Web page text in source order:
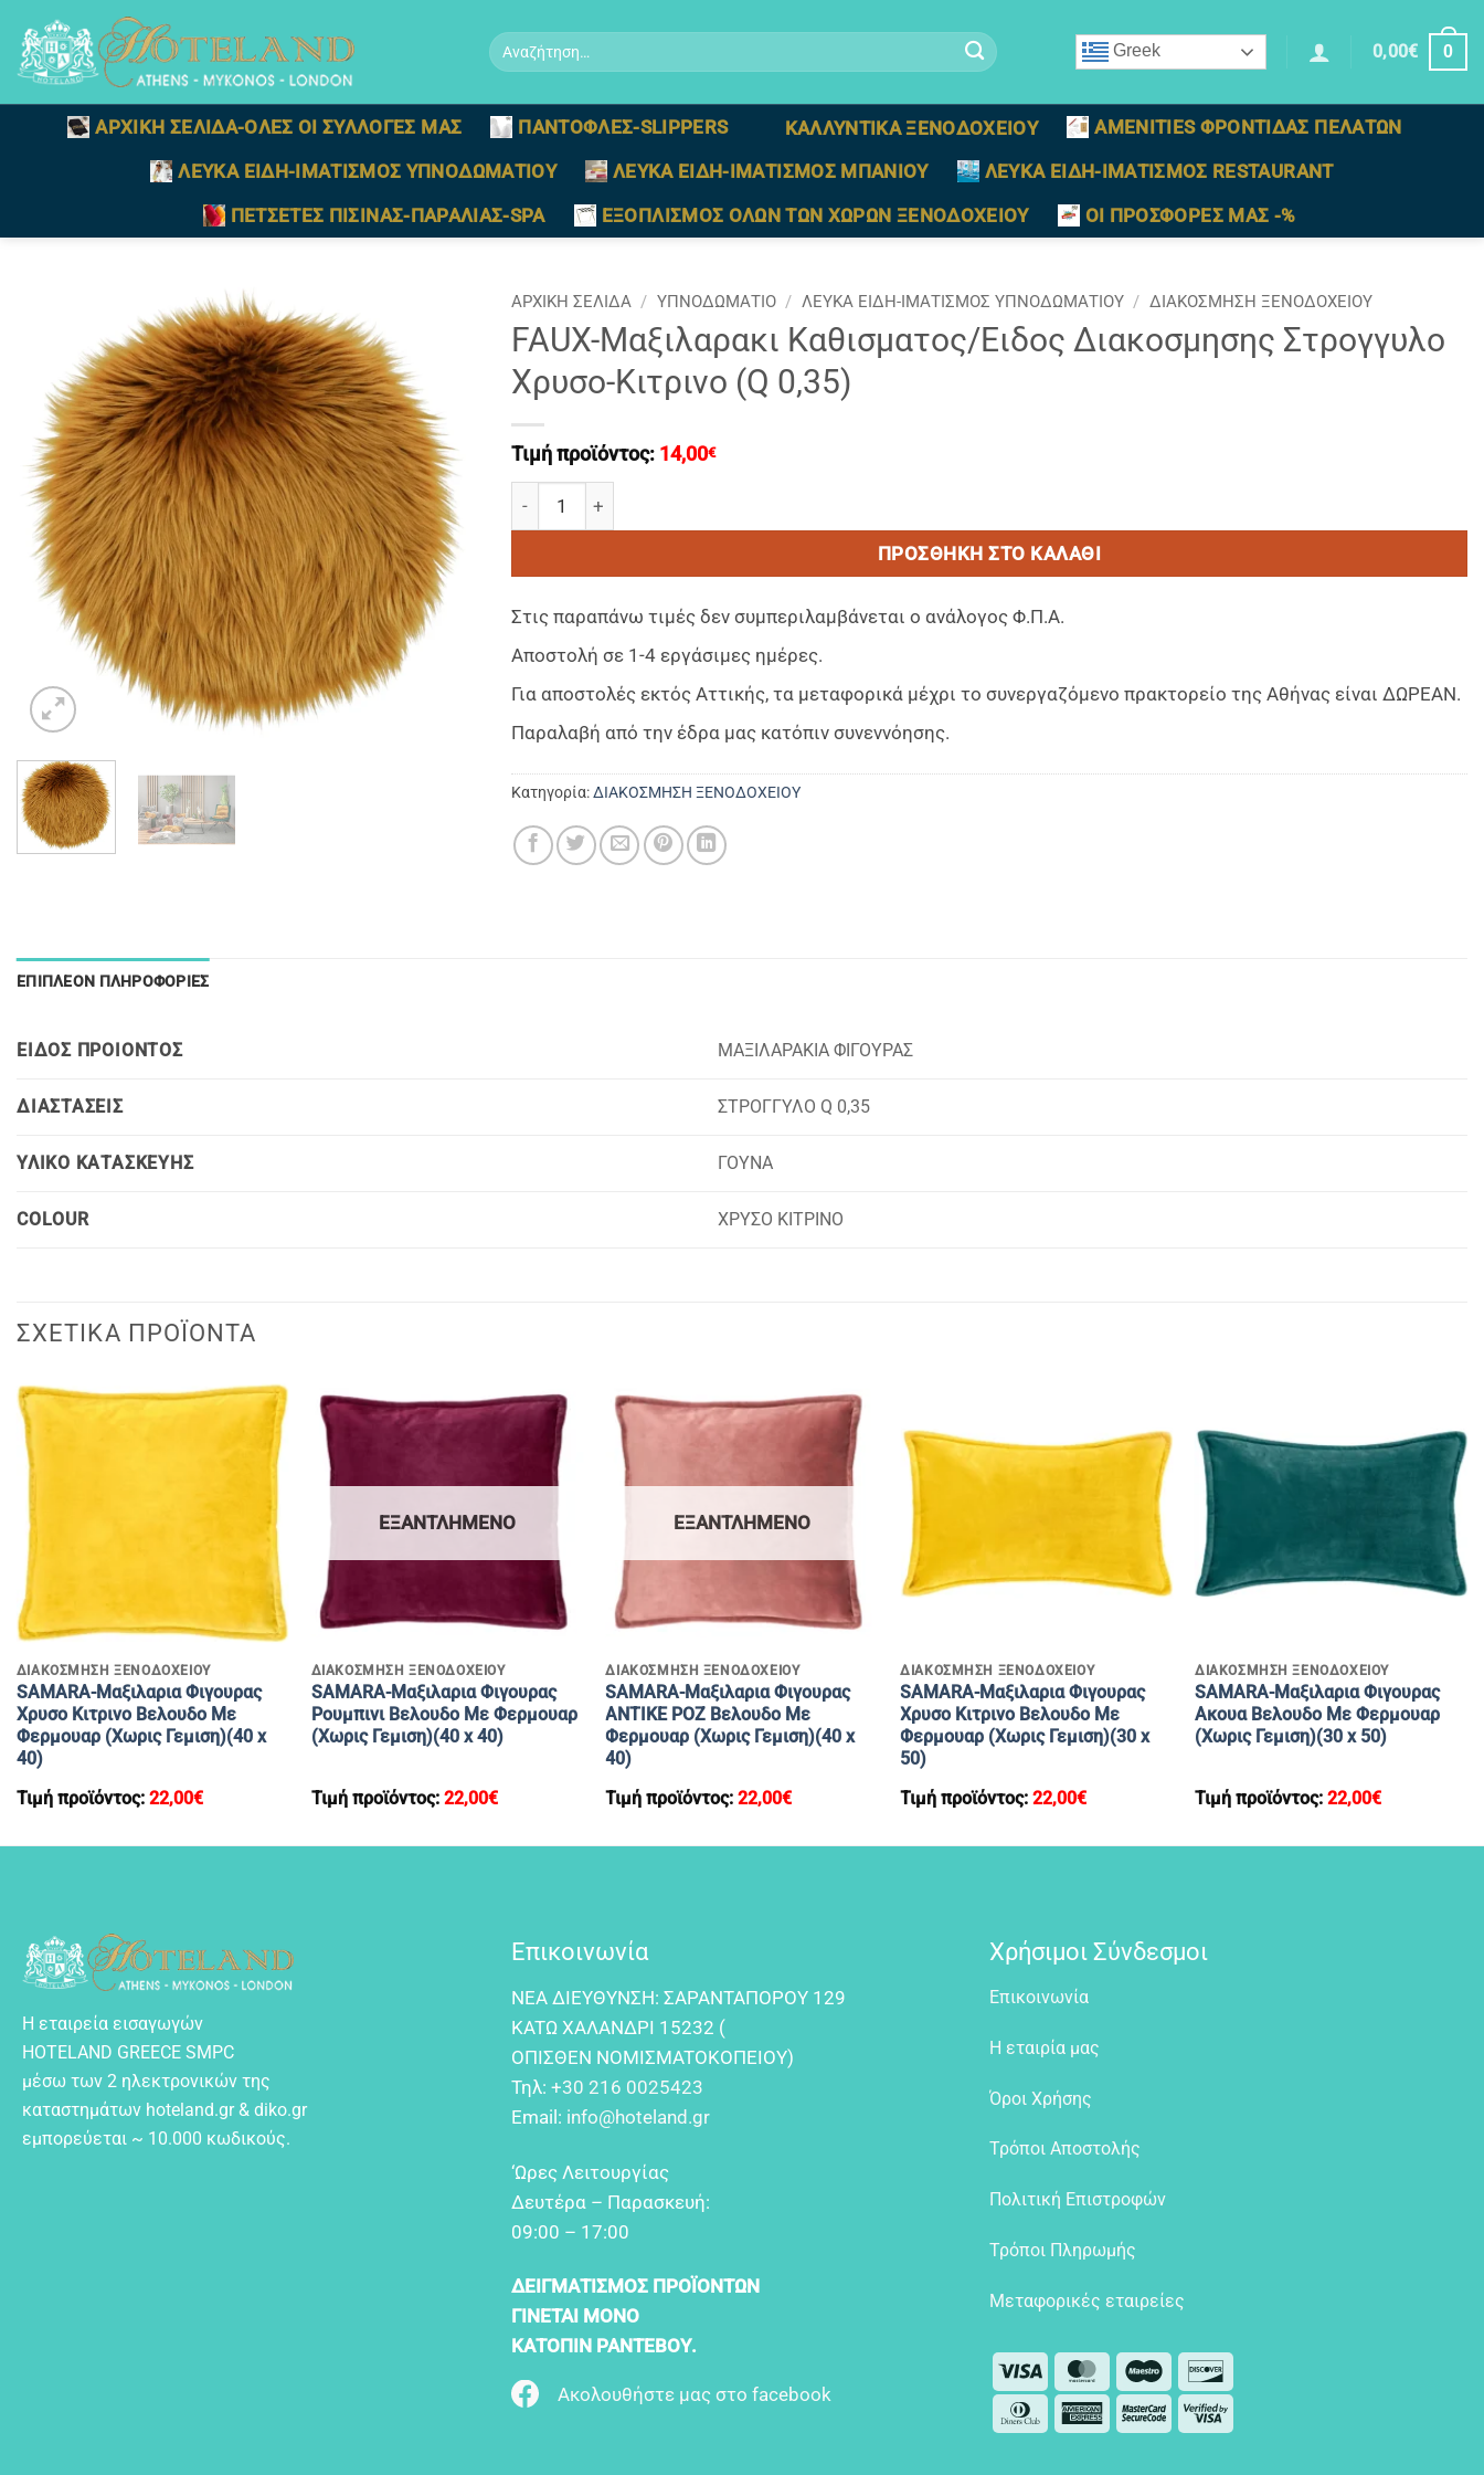
στο
περιεχόμενο
Αναζήτηση
για:
Greek 0,00€ 0
ΑΡΧΙΚΗ ΣΕΛΙΔΑ-ΟΛΕΣ ΟΙ ΣΥΛΛΟΓΕΣ ΜΑΣ ΠΑΝΤΟΦΛΕΣ-SLIPPERS ΚΑΛΛΥΝΤΙΚΑ ΞΕΝΟΔΟΧΕΙΟΥ
AMENITIES ΦΡΟΝΤΙΔΑΣ ΠΕΛΑΤΩΝ
ΛΕΥΚΑ ΕΙΔΗ-ΙΜΑΤΙΣΜΟΣ ΥΠΝΟΔΩΜΑΤΙΟΥ
ΛΕΥΚΑ ΕΙΔΗ-ΙΜΑΤΙΣΜΟΣ ΜΠΑΝΙΟΥ
ΛΕΥΚΑ ΕΙΔΗ-ΙΜΑΤΙΣΜΟΣ RESTAURANT
ΠΕΤΣΕΤΕΣ ΠΙΣΙΝΑΣ-ΠΑΡΑΛΙΑΣ-SPA
ΕΞΟΠΛΙΣΜΟΣ ΟΛΩΝ ΤΩΝ ΧΩΡΩΝ ΞΕΝΟΔΟΧΕΙΟΥ ΟΙ ΠΡΟΣΦΟΡΕΣ ΜΑΣ -%
ΑΡΧΙΚΉ ΣΕΛΊΔΑ / ΥΠΝΟΔΩΜΑΤΙΟ / ΛΕΥΚΑ ΕΙΔΗ-ΙΜΑΤΙΣΜΟΣ ΥΠΝΟΔΩΜΑΤΙΟΥ / ΔΙΑΚΟΣΜΗΣΗ ΞΕΝΟΔΟΧΕΙΟΥ
FAUX-Μαξιλαρακι Καθισματος/Ειδος Διακοσμησης Στρογγυλο
Χρυσο-Κιτρινο (Q 0,35)
Τιμή προϊόντος: 14,00€
FAUX-Μαξιλαρακι Καθισματος/Ειδος Διακοσμησης Στρογγυλο Χρυσο-Κιτρινο (Q 0,35) ποσότητα
ΠΡΟΣΘΉΚΗ ΣΤΟ ΚΑΛΆΘΙ
Στις παραπάνω τιμές δεν συμπεριλαμβάνεται ο ανάλογος Φ.Π.Α.
Αποστολή σε 1-4 εργάσιμες ημέρες.
Για αποστολές εκτός Αττικής, τα μεταφορικά μέχρι το συνεργαζόμενο πρακτορείο της Αθήνας είναι ΔΩΡΕΑΝ.
Παραλαβή από την έδρα μας κατόπιν συνεννόησης.
Κατηγορία:ΔΙΑΚΟΣΜΗΣΗ ΞΕΝΟΔΟΧΕΙΟΥ
ΕΠΙΠΛΈΟΝ ΠΛΗΡΟΦΟΡΊΕΣ
ΕΙΔΟΣ ΠΡΟΙΟΝΤΟΣ ΜΑΞΙΛΑΡΑΚΙΑ ΦΙΓΟΥΡΑΣ
ΔΙΑΣΤΑΣΕΙΣ ΣΤΡΟΓΓΥΛΟ Q 0,35
ΥΛΙΚΟ ΚΑΤΑΣΚΕΥΗΣ ΓΟΥΝΑ
COLOUR ΧΡΥΣΟ ΚΙΤΡΙΝΟ
ΣΧΕΤΙΚΆ ΠΡΟΪΌΝΤΑ
+
ΔΙΑΚΟΣΜΗΣΗ ΞΕΝΟΔΟΧΕΙΟΥ
SAMARA-Μαξιλαρια Φιγουρας
Χρυσο Κιτρινο Βελουδο Με
Φερμουαρ (Χωρις Γεμιση)(40 x
40)
Τιμή προϊόντος: 22,00€
+
ΕΞΑΝΤΛΗΜΈΝΟ
ΔΙΑΚΟΣΜΗΣΗ ΞΕΝΟΔΟΧΕΙΟΥ
SAMARA-Μαξιλαρια Φιγουρας
Ρουμπινι Βελουδο Με Φερμουαρ
(Χωρις Γεμιση)(40 x 40)
Τιμή προϊόντος: 22,00€
+
ΕΞΑΝΤΛΗΜΈΝΟ
ΔΙΑΚΟΣΜΗΣΗ ΞΕΝΟΔΟΧΕΙΟΥ
SAMARA-Μαξιλαρια Φιγουρας
ΑΝΤΙΚΕ ΡΟΖ Βελουδο Με
Φερμουαρ (Χωρις Γεμιση)(40 x
40)
Τιμή προϊόντος:22,00€
ΔΙΑΚΟΣΜΗΣΗ ΞΕΝΟΔΟΧΕΙΟΥ
SAMARA-Μαξιλαρια Φιγουρας
Χρυσο Κιτρινο Βελουδο Με
Φερμουαρ (Χωρις Γεμιση)(30 x
50)
Τιμή προϊόντος:22,00€
ΔΙΑΚΟΣΜΗΣΗ ΞΕΝΟΔΟΧΕΙΟΥ
SAMARA-Μαξιλαρια Φιγουρας
Aκουα Βελουδο Με Φερμουαρ
(Χωρις Γεμιση)(30 x 50)
Τιμή προϊόντος: 22,00€
Η εταιρεία εισαγωγών
HOTELAND GREECE SMPC
μέσω των 2 ηλεκτρονικών της
καταστημάτων hoteland.gr & diko.gr
εμπορεύεται ~ 10.000 κωδικούς.
Επικοινωνία
NEA ΔIEYΘYNΣH: ΣAPANTAΠOPOY 129
KATΩ XAΛANΔPI 15232 (
OΠIΣΘEN NOMIΣMATOKOΠEIOY)
Τηλ: +30 216 0025423
Email: info@hoteland.gr
‘Ωρες Λειτουργίας
Δευτέρα – Παρασκευή:
09:00 – 17:00
ΔΕΙΓΜΑΤΙΣΜΟΣ ΠΡΟΪΟΝΤΩΝ
ΓΙΝΕΤΑΙ ΜΟΝΟ
ΚΑΤΟΠΙΝ ΡΑΝΤΕΒΟΥ.
Ακολουθήστε μας στο facebook
Χρήσιμοι Σύνδεσμοι
Επικοινωνία
Η εταιρία μας
Όροι Χρήσης
Τρόποι Αποστολής
Πολιτική Επιστροφών
Τρόποι Πληρωμής
Μεταφορικές εταιρείες
Visa MasterCardMaestro
Dinners
Club
American
Express
MasterCard
2
Visa
2